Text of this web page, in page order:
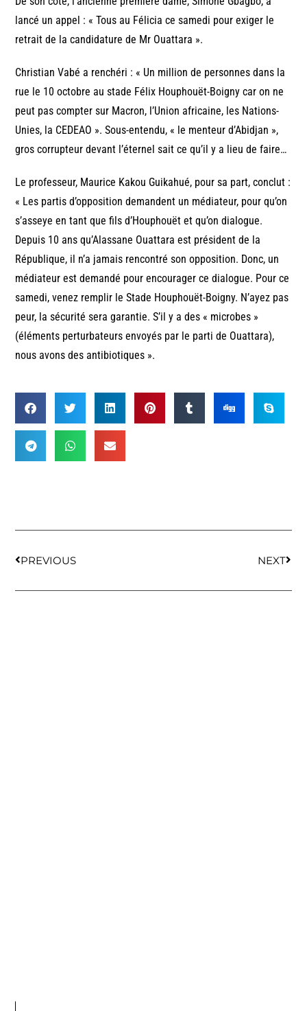
lancé un appel : « Tous au Félicia ce samedi pour exiger le
retrait de la candidature de Mr Ouattara ».
Christian Vabé a renchéri : « Un million de personnes dans la
rue le 10 octobre au stade Félix Houphouët-Boigny car on ne
peut pas compter sur Macron, l’Union africaine, les Nations-
Unies, la CEDEAO ». Sous-entendu, « le menteur d’Abidjan »,
gros corrupteur devant l’éternel sait ce qu’il y a lieu de faire…
Le professeur, Maurice Kakou Guikahué, pour sa part, conclut :
« Les partis d’opposition demandent un médiateur, pour qu’on
s’asseye en tant que fils d’Houphouët et qu’on dialogue.
Depuis 10 ans qu’Alassane Ouattara est président de la
République, il n’a jamais rencontré son opposition. Donc, un
médiateur est demandé pour encourager ce dialogue. Pour ce
samedi, venez remplir le Stade Houphouët-Boigny. N’ayez pas
peur, la sécurité sera garantie. S’il y a des « microbes »
(éléments perturbateurs envoyés par le parti de Ouattara),
nous avons des antibiotiques ».
PREVIOUS NEXT